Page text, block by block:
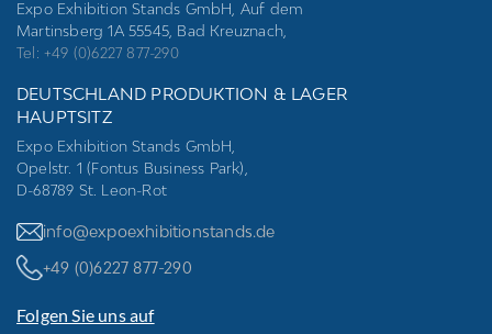
Expo Exhibition Stands GmbH, Auf dem
Martinsberg 1A 55545, Bad Kreuznach,
Tel: +49 (0)6227 877-290
DEUTSCHLAND PRODUKTION & LAGER
HAUPTSITZ
Expo Exhibition Stands GmbH,
Opelstr. 1 (Fontus Business Park),
D-68789 St. Leon-Rot
info@expoexhibitionstands.de
+49 (0)6227 877-290
Folgen Sie uns auf